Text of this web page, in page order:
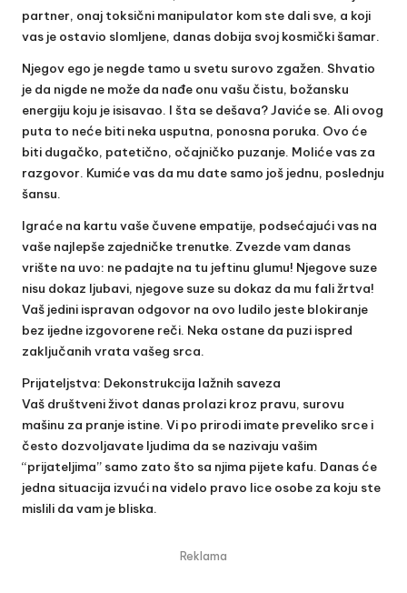
partner, onaj toksični manipulator kom ste dali sve, a koji
vas je ostavio slomljene, danas dobija svoj kosmički šamar.
Njegov ego je negde tamo u svetu surovo zgažen. Shvatio
je da nigde ne može da nađe onu vašu čistu, božansku
energiju koju je isisavao. I šta se dešava? Javiće se. Ali ovog
puta to neće biti neka usputna, ponosna poruka. Ovo će
biti dugačko, patetično, očajničko puzanje. Moliće vas za
razgovor. Kumiće vas da mu date samo još jednu, poslednju
šansu.
Igraće na kartu vaše čuvene empatije, podsećajući vas na
vaše najlepše zajedničke trenutke. Zvezde vam danas
vrište na uvo: ne padajte na tu jeftinu glumu! Njegove suze
nisu dokaz ljubavi, njegove suze su dokaz da mu fali žrtva!
Vaš jedini ispravan odgovor na ovo ludilo jeste blokiranje
bez ijedne izgovorene reči. Neka ostane da puzi ispred
zaključanih vrata vašeg srca.
Prijateljstva: Dekonstrukcija lažnih saveza
Vaš društveni život danas prolazi kroz pravu, surovu
mašinu za pranje istine. Vi po prirodi imate preveliko srce i
često dozvoljavate ljudima da se nazivaju vašim
“prijateljima” samo zato što sa njima pijete kafu. Danas će
jedna situacija izvući na videlo pravo lice osobe za koju ste
mislili da vam je bliska.
Reklama